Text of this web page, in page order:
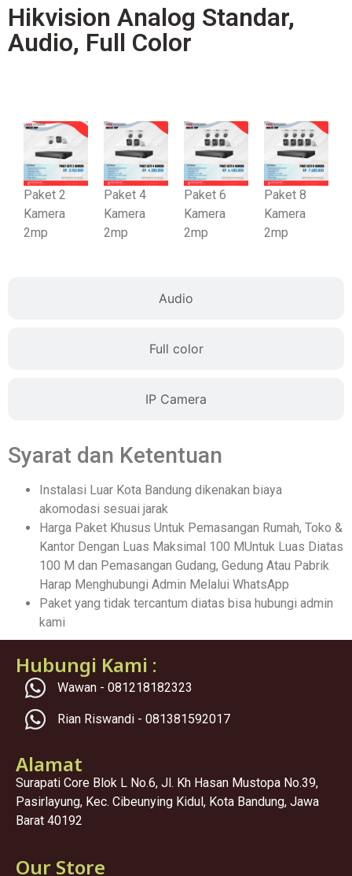
Hikvision Analog Standar,
Audio, Full Color
Audio
Full color
IP Camera
Paket 2
Kamera
2mp
Paket 4
Kamera
2mp
Paket 6
Kamera
2mp
Paket 8
Kamera
2mp
Syarat dan Ketentuan
Instalasi Luar Kota Bandung dikenakan biaya
akomodasi sesuai jarak
Harga Paket Khusus Untuk Pemasangan Rumah, Toko &
Kantor Dengan Luas Maksimal 100 MUntuk Luas Diatas
100 M dan Pemasangan Gudang, Gedung Atau Pabrik
Harap Menghubungi Admin Melalui WhatsApp
Paket yang tidak tercantum diatas bisa hubungi admin
kami
Hubungi Kami :
Wawan - 081218182323
Rian Riswandi - 081381592017
Alamat
Surapati Core Blok L No.6, Jl. Kh Hasan Mustopa No.39,
Pasirlayung, Kec. Cibeunying Kidul, Kota Bandung, Jawa
Barat 40192
Our Store